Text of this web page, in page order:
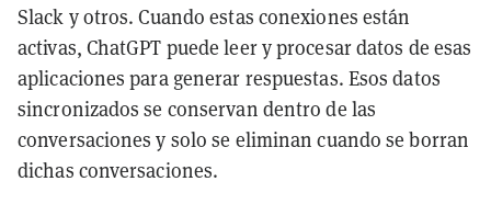
Slack y otros. Cuando estas conexiones están
activas, ChatGPT puede leer y procesar datos de esas
aplicaciones para generar respuestas. Esos datos
sincronizados se conservan dentro de las
conversaciones y solo se eliminan cuando se borran
dichas conversaciones.